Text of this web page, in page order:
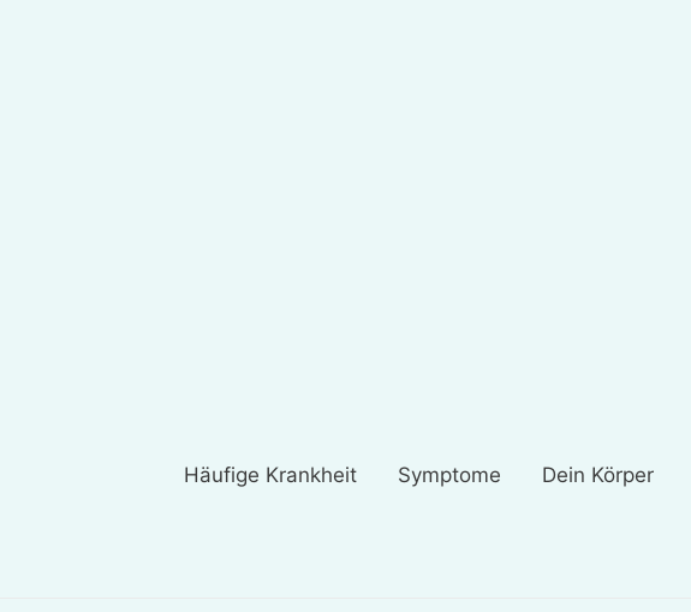
Häufige Krankheit Symptome Dein Körper